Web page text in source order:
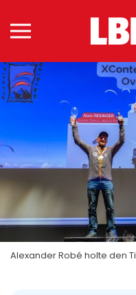
Zum Hauptinhalt
Alexander Robé holte den